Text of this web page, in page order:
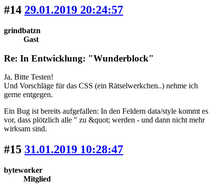
#14 29.01.2019 20:24:57
grindbatzn
Gast
Re: In Entwicklung: "Wunderblock"
Ja, Bitte Testen!
Und Vorschläge für das CSS (ein Rätselwerkchen..) nehme ich
gerne entgegen.
Ein Bug ist bereits aufgefallen: In den Feldern data/style kommt es
vor, dass plötzlich alle " zu &quot; werden - und dann nicht mehr
wirksam sind.
#15 31.01.2019 10:28:47
byteworker
Mitglied